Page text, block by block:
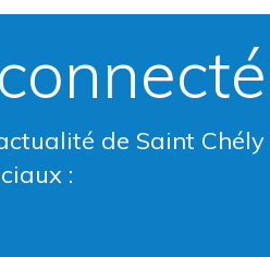
de Saint Chély
: